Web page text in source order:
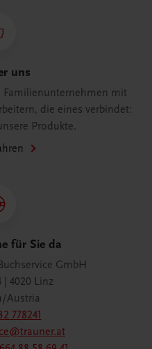
uns
Familienunternehmen mit
die eines verbindet:
Produkte.
für Sie da
GmbH
| 4020 Linz
Austria
778241